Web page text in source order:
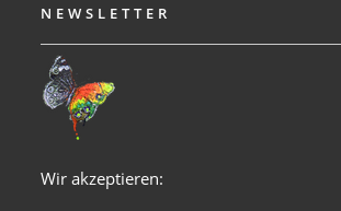
NEWSLETTER
Wir akzeptieren: